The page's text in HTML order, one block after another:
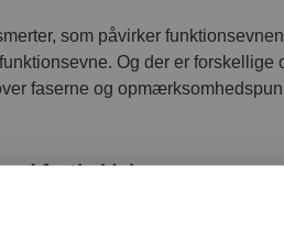
som påvirker
Og der er
faserne og
fastholdelse
ligger hos lederen. Men når
aktivt ind og være med til at